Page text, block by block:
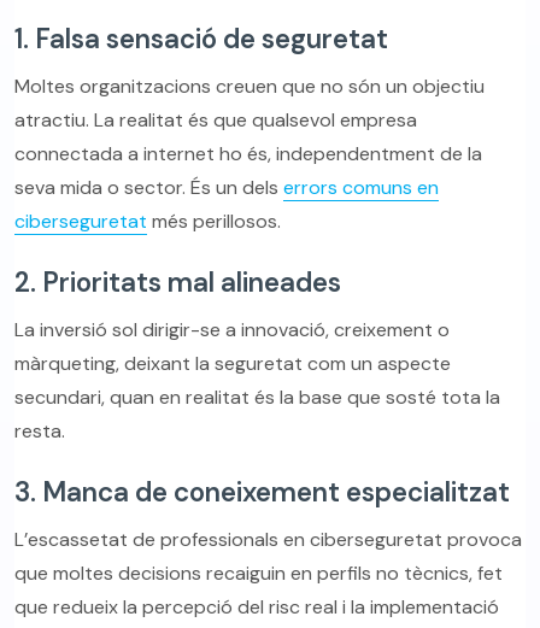
1. Falsa sensació de seguretat
Moltes organitzacions creuen que no són un objectiu
atractiu. La realitat és que qualsevol empresa
connectada a internet ho és, independentment de la
seva mida o sector. És un dels errors comuns en
ciberseguretat més perillosos.
2. Prioritats mal alineades
La inversió sol dirigir-se a innovació, creixement o
màrqueting, deixant la seguretat com un aspecte
secundari, quan en realitat és la base que sosté tota la
resta.
3. Manca de coneixement especialitzat
L’escassetat de professionals en ciberseguretat provoca
que moltes decisions recaiguin en perfils no tècnics, fet
que redueix la percepció del risc real i la implementació